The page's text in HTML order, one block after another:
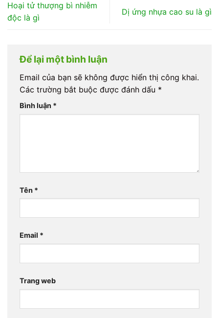
Hoại tử thượng bì nhiễm
độc là gì
Dị ứng nhựa cao su là gì
Để lại một bình luận
Email của bạn sẽ không được hiển thị công khai.
Các trường bắt buộc được đánh dấu *
Bình luận *
Tên *
Email *
Trang web